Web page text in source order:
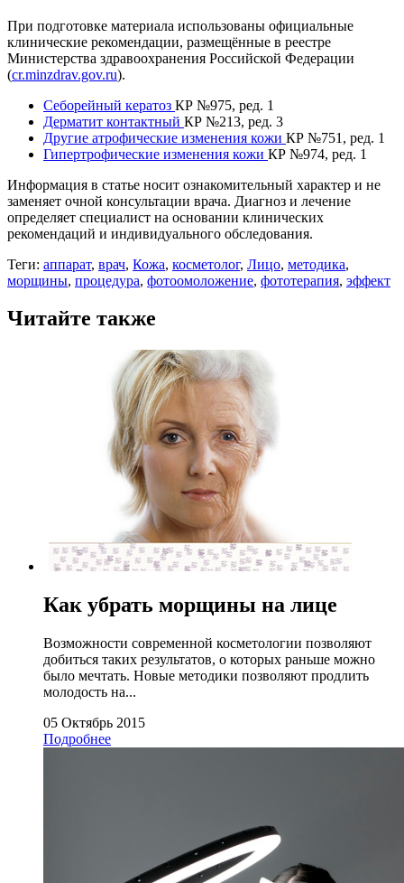
При подготовке материала использованы официальные
клинические рекомендации, размещённые в реестре
Министерства здравоохранения Российской Федерации
(cr.minzdrav.gov.ru).
Себорейный кератоз КР №975, ред. 1
Дерматит контактный КР №213, ред. 3
Другие атрофические изменения кожи КР №751, ред. 1
Гипертрофические изменения кожи КР №974, ред. 1
Информация в статье носит ознакомительный характер и не
заменяет очной консультации врача. Диагноз и лечение
определяет специалист на основании клинических
рекомендаций и индивидуального обследования.
Теги: аппарат, врач, Кожа, косметолог, Лицо, методика,
морщины, процедура, фотоомоложение, фототерапия, эффект
Читайте также
Как убрать морщины на лице
Возможности современной косметологии позволяют
добиться таких результатов, о которых раньше можно
было мечтать. Новые методики позволяют продлить
молодость на...
05 Октябрь 2015
Подробнее